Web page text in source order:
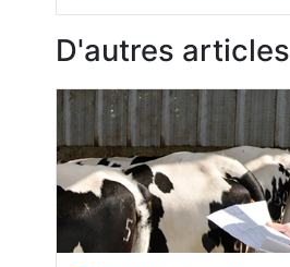
D'autres articles